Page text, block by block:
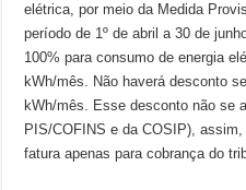
elétrica, por meio da Medida
período de 1º de abril a 30 de
100% para consumo de energia
kWh/mês. Não haverá desconto
kWh/mês. Esse desconto não se
PIS/COFINS e da COSIP),
fatura apenas para cobrança do